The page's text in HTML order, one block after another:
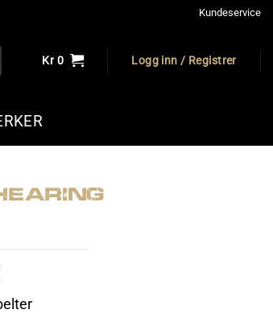
Kundeservice
Kr0 Logg inn / Registrer